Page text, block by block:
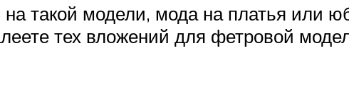
на такой модели, мода на платья или
тех вложений для фетровой